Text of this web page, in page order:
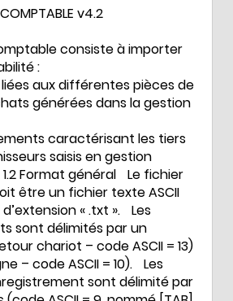
v4.2
consiste à importer
:
aux différentes pièces de
générées dans la gestion
caractérisant les tiers
saisis en gestion
Format général Le fichier
être un fichier texte ASCII
d’extension « .txt ». Les
sont délimités par un
chariot – code ASCII = 13)
– code ASCII = 10). Les
sont délimité par